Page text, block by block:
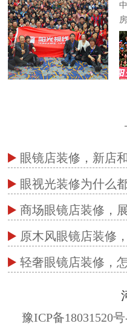
眼镜店装修，新店
眼视光装修为什么
商场眼镜店装修，
原木风眼镜店装修
轻奢眼镜店装修，
豫ICP备18031520